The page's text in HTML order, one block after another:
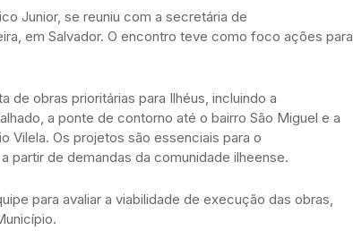
Junior, se reuniu com a secretária de
em Salvador. O encontro teve como foco ações para
de obras prioritárias para Ilhéus, incluindo a
a ponte de contorno até o bairro São Miguel e a
Vilela. Os projetos são essenciais para o
partir de demandas da comunidade ilheense.
para avaliar a viabilidade de execução das obras,